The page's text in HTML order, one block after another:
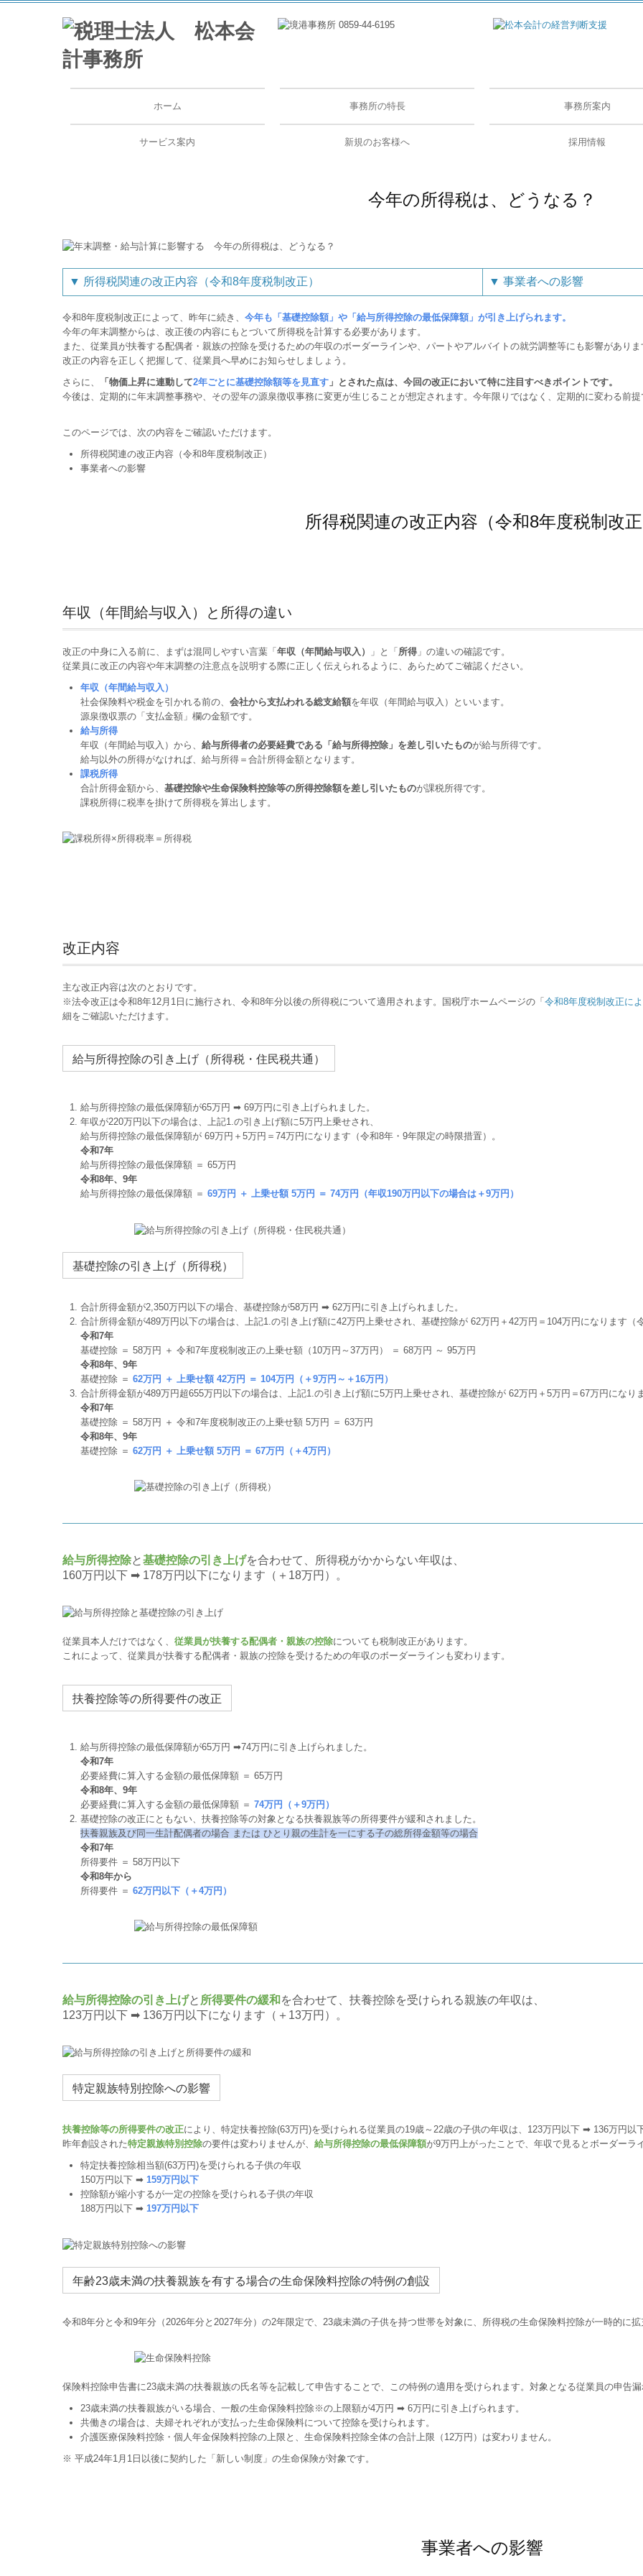
ホーム 事務所の特長 事務所案内
サービス案内 新規のお客様へ 採用情報
今年の所得税は、どうなる？
▼ 所得税関連の改正内容（令和8年度税制改正） ▼ 事業者への影響
令和8年度税制改正によって、昨年に続き、 今年も「基礎控除額」や「給与所得控除の最低保障額」が引き上げられます。
今年の年末調整からは、改正後の内容にもとづいて所得税を計算する必要があります。
また、従業員が扶養する配偶者・親族の控除を受けるための年収のボーダーラインや、パートやアルバイトの就労調整等にも影響がありま
改正の内容を正しく把握して、従業員へ早めにお知らせしましょう。
さらに、
「物価上昇に連動して2年ごとに基礎控除額等を見直す 」とされた点は、今回の改正において特に注目すべきポイントです。
今後は、定期的に年末調整事務や、その翌年の源泉徴収事務に変更が生じることが想定されます。今年限りではなく、定期的に変わる前
このページでは、次の内容をご確認いただけます。
所得税関連の改正内容（令和8年度税制改正）
事業者への影響
所得税関連の改正内容（令和8年度税制改
年収（年間給与収入）と所得の違い
改正の中身に入る前に、まずは混同しやすい言葉「年収（年間給与収入） 」と「所得 」の違いの確認です。
従業員に改正の内容や年末調整の注意点を説明する際に正しく伝えられるように、あらためてご確認ください。
年収（年間給与収入）
社会保険料や税金を引かれる前の、 会社から支払われる総支給額を年収（年間給与収入）といいます。
源泉徴収票の「支払金額」欄の金額です。
給与所得
年収（年間給与収入）から、 給与所得者の必要経費である「給与所得控除」を差し引いたものが給与所得です。
給与以外の所得がなければ、給与所得＝合計所得金額となります。
課税所得
合計所得金額から、 基礎控除や生命保険料控除等の所得控除額を差し引いたものが課税所得です。
課税所得に税率を掛けて所得税を算出します。
改正内容
主な改正内容は次のとおりです。
※法令改正は令和8年12月1日に施行され、令和8年分以後の所得税について適用されます。国税庁ホームページの「 令和8年度税制改正に
細をご確認いただけます。
給与所得控除の引き上げ（所得税・住民税共通）
給与所得控除の最低保障額が65万円 ➡ 69万円に引き上げられました。
年収が220万円以下の場合は、上記1.の引き上げ額に5万円上乗せされ、
給与所得控除の最低保障額が 69万円＋5万円＝74万円になります（令和8年・9年限定の時限措置）。
令和7年
給与所得控除の最低保障額 ＝ 65万円
令和8年、9年
給与所得控除の最低保障額 ＝ 69万円 ＋ 上乗せ額 5万円 ＝ 74万円（年収190万円以下の場合は＋9万円）
基礎控除の引き上げ（所得税）
合計所得⾦額が2,350万円以下の場合、基礎控除が58万円 ➡ 62万円に引き上げられました。
合計所得⾦額が489万円以下の場合は、上記1.の引き上げ額に42万円上乗せされ、基礎控除が 62万円＋42万円＝104万円になります（
令和7年
基礎控除 ＝ 58万円 ＋ 令和7年度税制改正の上乗せ額（10万円～37万円） ＝ 68万円 ～ 95万円
令和8年、9年
基礎控除 ＝ 62万円 ＋ 上乗せ額 42万円 ＝ 104万円（＋9万円～＋16万円）
合計所得⾦額が489万円超655万円以下の場合は、上記1.の引き上げ額に5万円上乗せされ、基礎控除が 62万円＋5万円＝67万円になり
令和7年
基礎控除 ＝ 58万円 ＋ 令和7年度税制改正の上乗せ額 5万円 ＝ 63万円
令和8年、9年
基礎控除 ＝ 62万円 ＋ 上乗せ額 5万円 ＝ 67万円（＋4万円）
給与所得控除と基礎控除の引き上げを合わせて、所得税がかからない年収は、
160万円以下 ➡ 178万円以下になります（＋18万円）。
従業員本人だけではなく、 従業員が扶養する配偶者・親族の控除についても税制改正があります。
これによって、従業員が扶養する配偶者・親族の控除を受けるための年収のボーダーラインも変わります。
扶養控除等の所得要件の改正
給与所得控除の最低保障額が65万円 ➡74万円に引き上げられました。
令和7年
必要経費に算入する金額の最低保障額 ＝ 65万円
令和8年、9年
必要経費に算入する金額の最低保障額 ＝ 74万円（＋9万円）
基礎控除の改正にともない、扶養控除等の対象となる扶養親族等の所得要件が緩和されました。
扶養親族及び同⼀⽣計配偶者の場合 または ひとり親の⽣計を⼀にする⼦の総所得⾦額等の場合
令和7年
所得要件 ＝ 58万円以下
令和8年から
所得要件 ＝ 62万円以下（＋4万円）
給与所得控除の引き上げと 所得要件の緩和 を合わせて、扶養控除を受けられる親族の年収は、
123万円以下 ➡ 136万円以下になります（＋13万円）。
特定親族特別控除への影響
扶養控除等の所得要件の改正により、特定扶養控除(63万円)を受けられる従業員の19歳～22歳の子供の年収は、123万円以下 ➡ 136万円以
昨年創設された特定親族特別控除の要件は変わりませんが、 給与所得控除の最低保障額が9万円上がったことで、年収で見るとボーダーラ
特定扶養控除相当額(63万円)を受けられる子供の年収
150万円以下 ➡ 159万円以下
控除額が縮小するが一定の控除を受けられる子供の年収
188万円以下 ➡ 197万円以下
年齢23歳未満の扶養親族を有する場合の生命保険料控除の特例の創設
令和8年分と令和9年分（2026年分と2027年分）の2年限定で、23歳未満の子供を持つ世帯を対象に、所得税の生命保険料控除が一時的に
保険料控除申告書に23歳未満の扶養親族の氏名等を記載して申告することで、この特例の適用を受けられます。対象となる従業員の申告
23歳未満の扶養親族がいる場合、一般の生命保険料控除※の上限額が4万円 ➡ 6万円に引き上げられます。
共働きの場合は、夫婦それぞれが支払った生命保険料について控除を受けられます。
介護医療保険料控除・個人年金保険料控除の上限と、生命保険料控除全体の合計上限（12万円）は変わりません。
※ 平成24年1月1日以後に契約した「新しい制度」の生命保険が対象です。
事業者への影響